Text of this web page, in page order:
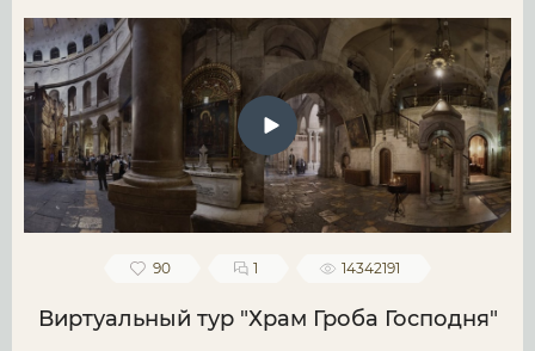
90 1 14342191
Виртуальный тур "Храм Гроба Господня"